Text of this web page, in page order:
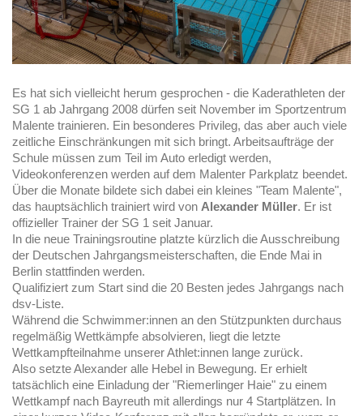
Es hat sich vielleicht herum gesprochen - die Kaderathleten der
SG 1 ab Jahrgang 2008 dürfen seit November im Sportzentrum
Malente trainieren. Ein besonderes Privileg, das aber auch viele
zeitliche Einschränkungen mit sich bringt. Arbeitsaufträge der
Schule müssen zum Teil im Auto erledigt werden,
Videokonferenzen werden auf dem Malenter Parkplatz beendet.
Über die Monate bildete sich dabei ein kleines "Team Malente",
das hauptsächlich trainiert wird von Alexander Müller. Er ist
offizieller Trainer der SG 1 seit Januar.
In die neue Trainingsroutine platzte kürzlich die Ausschreibung
der Deutschen Jahrgangsmeisterschaften, die Ende Mai in
Berlin stattfinden werden.
Qualifiziert zum Start sind die 20 Besten jedes Jahrgangs nach
dsv-Liste.
Während die Schwimmer:innen an den Stützpunkten durchaus
regelmäßig Wettkämpfe absolvieren, liegt die letzte
Wettkampfteilnahme unserer Athlet:innen lange zurück.
Also setzte Alexander alle Hebel in Bewegung. Er erhielt
tatsächlich eine Einladung der "Riemerlinger Haie" zu einem
Wettkampf nach Bayreuth mit allerdings nur 4 Startplätzen. In